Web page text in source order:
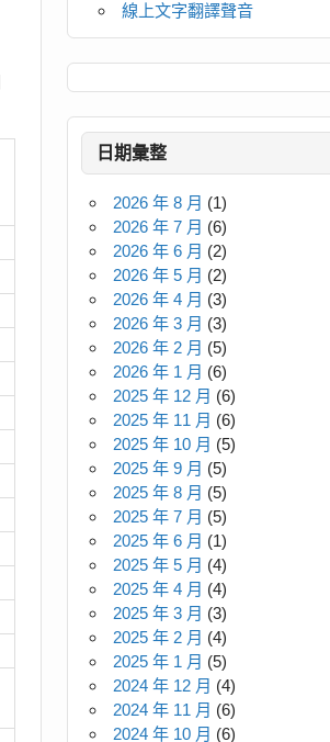
線上文字翻譯聲音
日期彙整
2026 年 8 月 (1)
2026 年 7 月 (6)
2026 年 6 月 (2)
2026 年 5 月 (2)
2026 年 4 月 (3)
2026 年 3 月 (3)
2026 年 2 月 (5)
2026 年 1 月 (6)
2025 年 12 月 (6)
2025 年 11 月 (6)
2025 年 10 月 (5)
2025 年 9 月 (5)
2025 年 8 月 (5)
2025 年 7 月 (5)
2025 年 6 月 (1)
2025 年 5 月 (4)
2025 年 4 月 (4)
2025 年 3 月 (3)
2025 年 2 月 (4)
2025 年 1 月 (5)
2024 年 12 月 (4)
2024 年 11 月 (6)
2024 年 10 月 (6)